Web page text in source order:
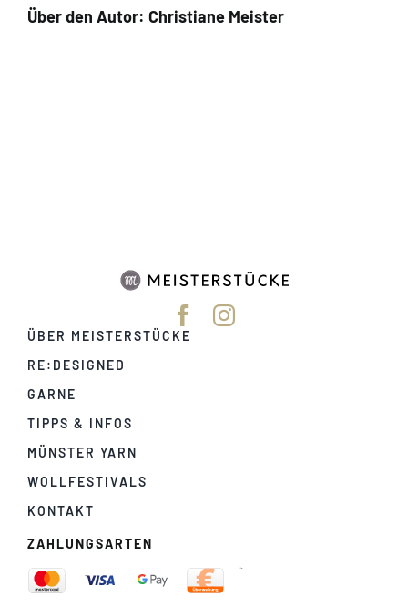
Über den Autor: Christiane Meister
ÜBER MEISTERSTÜCKE
RE:DESIGNED
GARNE
TIPPS & INFOS
MÜNSTER YARN
WOLLFESTIVALS
KONTAKT
ZAHLUNGSARTEN